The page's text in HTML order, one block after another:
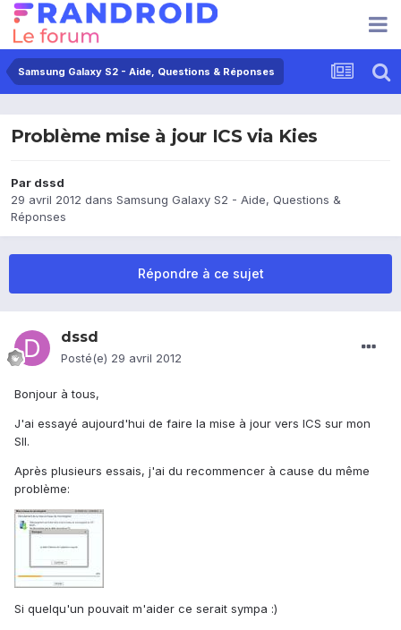
Samsung Galaxy S2 - Aide, Questions & Réponses
Problème mise à jour ICS via Kies
Par dssd
29 avril 2012 dans Samsung Galaxy S2 - Aide, Questions &
Réponses
Répondre à ce sujet
dssd
Posté(e) 29 avril 2012
Bonjour à tous,
J'ai essayé aujourd'hui de faire la mise à jour vers ICS sur mon
SII.
Après plusieurs essais, j'ai du recommencer à cause du même
problème:
Si quelqu'un pouvait m'aider ce serait sympa :)